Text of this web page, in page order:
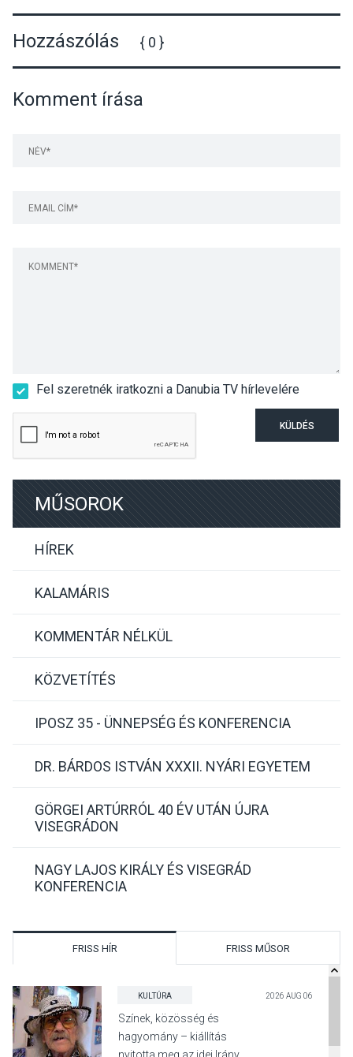
Hozzászólás { 0 }
Komment írása
Fel szeretnék iratkozni a Danubia TV hírlevelére
KÜLDÉS
MŰSOROK
HÍREK
KALAMÁRIS
KOMMENTÁR NÉLKÜL
KÖZVETÍTÉS
IPOSZ 35 - ÜNNEPSÉG ÉS KONFERENCIA
DR. BÁRDOS ISTVÁN XXXII. NYÁRI EGYETEM
GÖRGEI ARTÚRRÓL 40 ÉV UTÁN ÚJRA
VISEGRÁDON
NAGY LAJOS KIRÁLY ÉS VISEGRÁD
KONFERENCIA
FRISS HÍR FRISS MŰSOR
KULTÚRA 2026 AUG 06
Színek, közösség és
hagyomány – kiállítás